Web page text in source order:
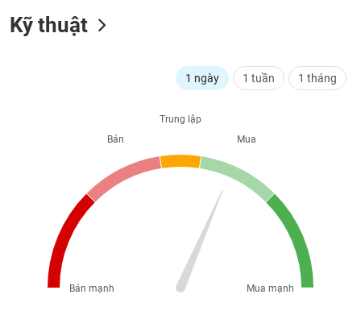
liệu
Kỹ thuật
1 ngày 1 tuần 1 tháng
Trung lập
Mua
Mua mạnh
Bán
Bán mạnh
DÙNG
THIẾT
YẾU